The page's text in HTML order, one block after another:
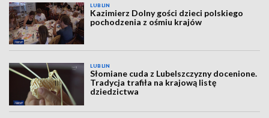
LUBLIN
Kazimierz Dolny gości dzieci polskiego
pochodzenia z ośmiu krajów
LUBLIN
Słomiane cuda z Lubelszczyzny docenione.
Tradycja trafiła na krajową listę
dziedzictwa